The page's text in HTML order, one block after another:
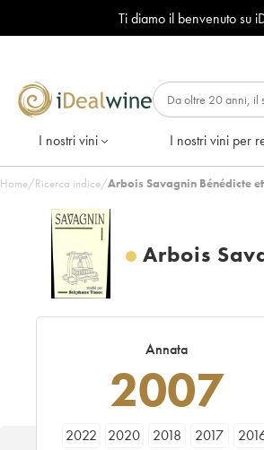
Ti diamo il benvenuto su
I nostri vini I nostri vini per
Home/Ricerca indice/Arbois Savagnin Bénédicte
Arbois
Annata
2007
2022 2020 2018 2017